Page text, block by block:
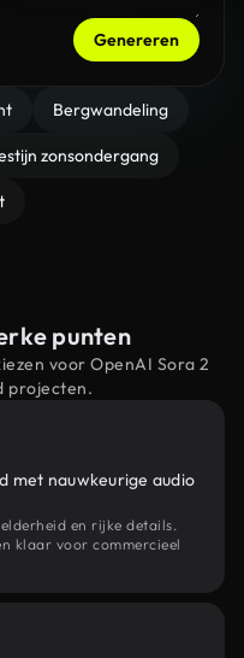
Genereren
Bergwandeling
zonsondergang
punten
voor OpenAI Sora 2
projecten.
met nauwkeurige audio
en rijke details.
klaar voor commercieel